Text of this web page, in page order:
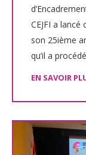
CEJFI a
son 25ième
qu’il a
EN SAVOIR